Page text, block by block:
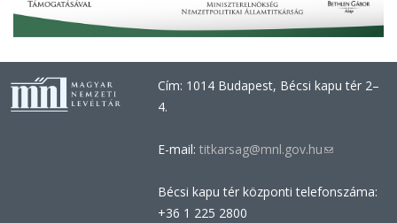
Cím: 1014 Budapest, Bécsi kapu tér 2–
4.
E-mail: titkarsag@mnl.gov.hu(link
e-
Bécsi kapu tér központi telefonszáma:
+36 1 225 2800